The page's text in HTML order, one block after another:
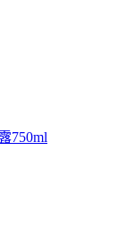
750ml